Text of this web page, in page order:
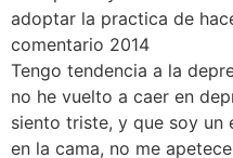
adoptar la practica de
comentario 2014
Tengo tendencia a la
no he vuelto a caer en
siento triste, y que soy un
en la cama, no me